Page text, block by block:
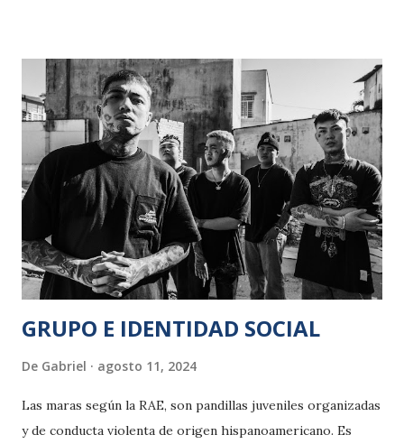
que son sendos zurullos, y a más de uno confesar que le
resultó insoportable y que abandonó la sala antes de que
acabara. Y es que la película ni respeta ni aplica las técnicas
y trucos cinematográficos convencionales que les gustan a
la gente. Por no tener no tiene para entretener ni una
miajita de sexo o de violencia al uso. ¿Qué claves reúne,
entonces, que la hacen tan recomendable e impactante?. Es,
a mi juicio, y evitando destriparla, una gran película porque
se basa en los dos g...
GRUPO E IDENTIDAD SOCIAL
De Gabriel agosto 11, 2024
Las maras según la RAE, son pandillas juveniles organizadas
y de conducta violenta de origen hispanoamericano. Es